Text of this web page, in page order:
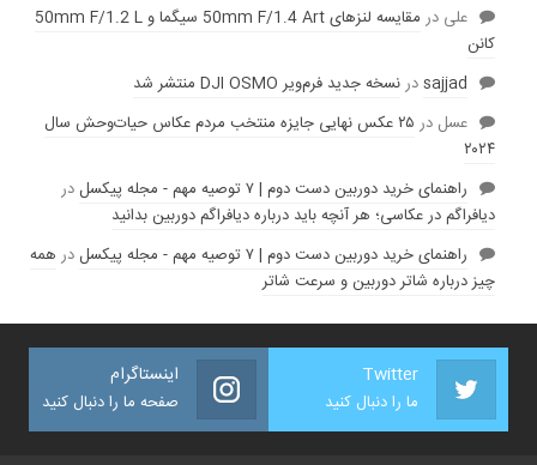
علی در
مقایسه لنز‌های 50mm F/1.4 Art سیگما و 50mm F/1.2 L
کانن
sajjadدرنسخه جدید فرم‌ویر DJI OSMO منتشر شد
عسل در
۲۵ عکس نهایی جایزه منتخب مردم عکاس حیات‌وحش سال
۲۰۲۴
راهنمای خرید دوربین دست دوم | ۷ توصیه مهم - مجله پیکسل
در
دیافراگم در عکاسی؛ هر آنچه باید درباره دیافراگم دوربین بدانید
راهنمای خرید دوربین دست دوم | ۷ توصیه مهم - مجله پیکسل
در همه
چیز درباره شاتر دوربین و سرعت شاتر
Twitter
ما را دنبال کنید
اینستاگرام
صفحه ما را دنبال کنید